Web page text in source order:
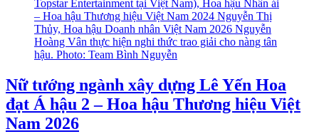
Nữ tướng ngành xây dựng Lê Yến Hoa
đạt Á hậu 2 – Hoa hậu Thương hiệu Việt
Nam 2026